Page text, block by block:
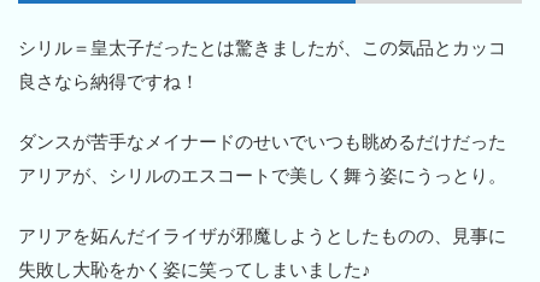
シリル＝皇太子だったとは驚きましたが、この気品とカッコ
良さなら納得ですね！
ダンスが苦手なメイナードのせいでいつも眺めるだけだった
アリアが、シリルのエスコートで美しく舞う姿にうっとり。
アリアを妬んだイライザが邪魔しようとしたものの、見事に
失敗し大恥をかく姿に笑ってしまいました♪